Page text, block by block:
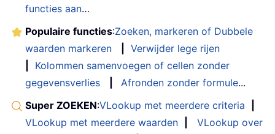
functies aan…
Populaire functies:Zoeken, markeren of Dubbele
waarden markeren
Verwijder lege rijen
Kolommen samenvoegen of cellen zonder
gegevensverlies
Afronden zonder formule...
Super ZOEKEN:VLookup met meerdere criteria
VLookup met meerdere waarden
VLookup over